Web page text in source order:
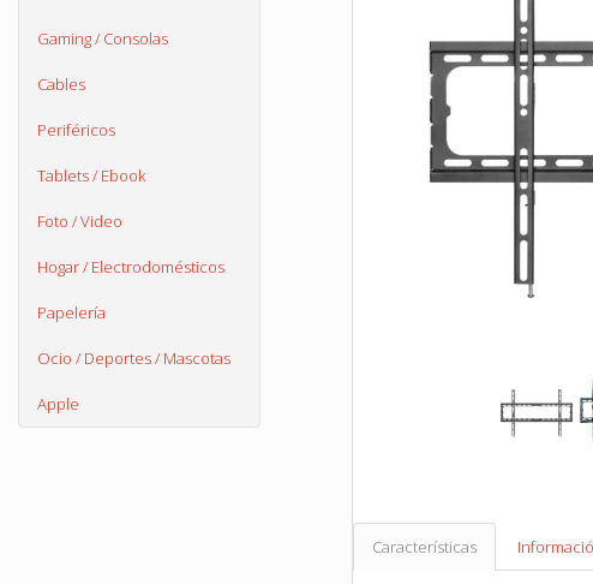
Gaming / Consolas
Cables
Periféricos
Tablets / Ebook
Foto / Video
Hogar / Electrodomésticos
Papelería
Ocio / Deportes / Mascotas
Apple
Características